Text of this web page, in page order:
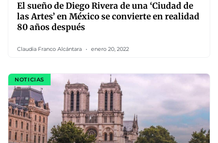
El sueño de Diego Rivera de una ‘Ciudad de
las Artes’ en México se convierte en realidad
80 años después
Claudia Franco Alcántara enero 20, 2022
NOTICIAS